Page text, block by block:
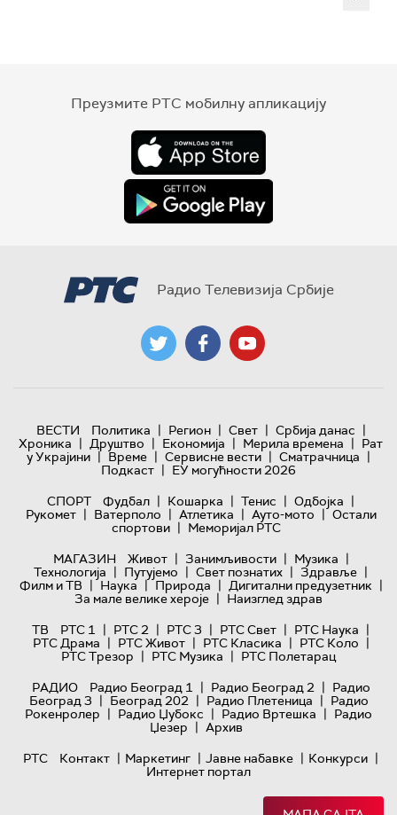
Преузмите РТС мобилну апликацију
Радио Телевизија Србије
ВЕСТИ Политика | Регион | Свет | Србија данас |
Хроника | Друштво | Економија | Мерила времена | Рат
у Украјини | Време | Сервисне вести | Сматрачница |
Подкаст | ЕУ могућности 2026
СПОРТ
Фудбал | Кошарка | Тенис | Одбојка |
Рукомет | Ватерполо | Атлетика | Ауто-мото | Остали
спортови | Меморијал РТС
МАГАЗИН
Живот | Занимљивости | Музика |
Технологијa | Путујемо | Свет познатих | Здравље |
Филм и ТВ | Наука | Природа | Дигитални предузетник |
За мале велике хероје | Наизглед здрав
ТВ
РТС 1 | РТС 2 | РТС 3 | РТС Свет | РТС Наука |
РТС Драма | РТС Живот | РТС Класика | РТС Коло |
РТС Трезор | РТС Музика | РТС Полетарац
РАДИО
Радио Београд 1 | Радио Београд 2 | Радио
Београд 3 | Београд 202 | Радио Плетеница | Радио
Рокенролер | Радио Џубокс | Радио Вртешка | Радио
Џезер | Архив
РТС
Контакт | Маркетинг | Јавне набавке | Конкурси |
Интернет портал